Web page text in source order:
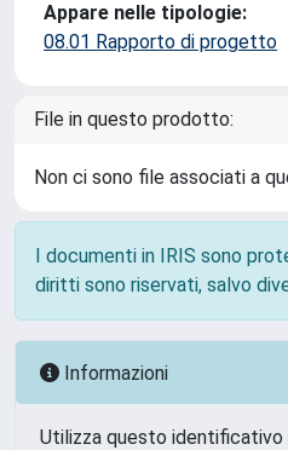
Appare nelle tipologie:
08.01 Rapporto di progetto
File in questo prodotto:
Non ci sono file associati a
I documenti in IRIS sono
diritti sono riservati, salvo
Informazioni
Utilizza questo identificativo